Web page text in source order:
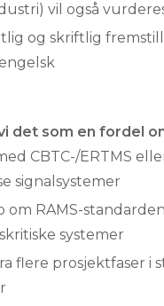
vil også
og skriftlig
det som en fordel
CBTC-/ERTMS
signalsystemer
om RAMS-
systemer
flere prosjektfaser i